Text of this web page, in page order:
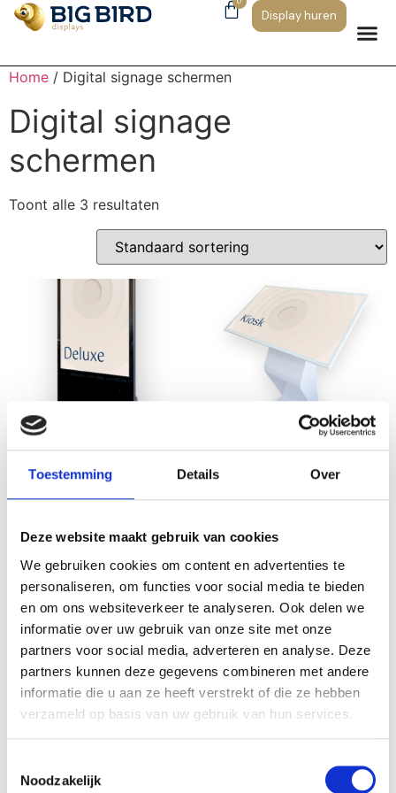
Toestemming Details Over
Deze website maakt gebruik van cookies
We gebruiken cookies om content en advertenties te
personaliseren, om functies voor social media te bieden
en om ons websiteverkeer te analyseren. Ook delen we
informatie over uw gebruik van onze site met onze
partners voor social media, adverteren en analyse. Deze
partners kunnen deze gegevens combineren met andere
informatie die u aan ze heeft verstrekt of die ze hebben
verzameld op basis van uw gebruik van hun services.
Noodzakelijk
Display huren
Home / Digital signage schermen
Digital signage
schermen
Toont alle 3 resultaten
Bigbird Deluxe
1.295,00 - 2.435,00
In winkelwagen
Bigbird Kiosk
1.650,00
In winkelwagen